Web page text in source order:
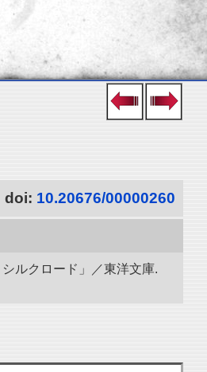
doi: 10.20676/00000260
ルクロード」／東洋文庫.